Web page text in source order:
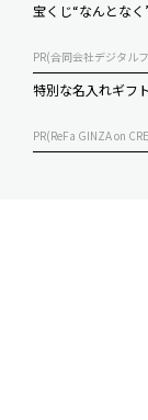
宝くじ“なんとな
PR(合同会社デジタル
特別な名入れギフ
PR(ReFa GINZA on